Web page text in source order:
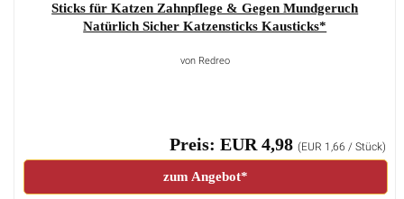
Sticks für Katzen Zahnpflege & Gegen Mundgeruch
Natürlich Sicher Katzensticks Kausticks*
von Redreo
Preis: EUR 4,98(EUR 1,66 / Stück)
zum Angebot*